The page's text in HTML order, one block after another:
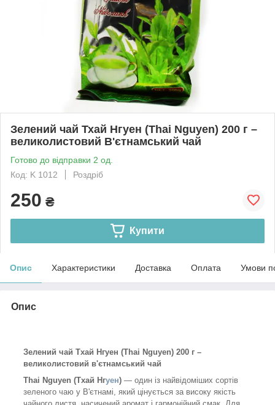
Зелений чай Тхай Нгуен (Thai Nguyen) 200 г –
великолистовий В'єтнамський чай
Готово до відправки 2 од.
Код: K 1012
Роздріб
250 ₴
Купити
Опис Характеристики Доставка Оплата Умови
Опис
Зелений чай Тхай Нгуен (Thai Nguyen) 200 г –
великолистовий в'єтнамський чай
Thai Nguyen (Тхай Нгуен) — один із найвідоміших сортів
зеленого чаю у В'єтнамі, який цінується за високу якість